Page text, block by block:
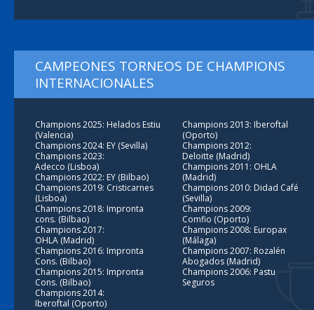
CAMPEONES TORNEOS DE CHAMPIONS
INTERNACIONALES
Champions 2025: Helados Estiu
(Valencia)
Champions 2024: EY (Sevilla)
Champions 2023:
Adecco (Lisboa)
Champions 2022: EY (Bilbao)
Champions 2019: Cristicarnes
(Lisboa)
Champions 2018: Impronta
cons. (Bilbao)
Champions 2017:
OHLA (Madrid)
Champions 2016: Impronta
Cons. (Bilbao)
Champions 2015: Impronta
Cons. (Bilbao)
Champions 2014:
Iberoftal (Oporto)
Champions 2013: Iberoftal
(Oporto)
Champions 2012:
Deloitte (Madrid)
Champions 2011: OHLA
(Madrid)
Champions 2010: Didad Café
(Sevilla)
Champions 2009:
Comfio (Oporto)
Champions 2008: Europax
(Málaga)
Champions 2007: Rozalén
Abogados (Madrid)
Champions 2006: Pastu
Seguros